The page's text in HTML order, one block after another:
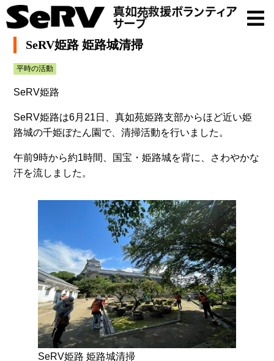
SeRV姫路 姫路城清掃
平時の活動
SeRV姫路
SeRV姫路は6月21日、真如苑姫路支部からほど近い姫
路城の千姫ぼたん園で、清掃活動を行いました。
午前9時から約1時間、国宝・姫路城を背に、さわやかな
汗を流しました。
SeRV姫路 姫路城清掃